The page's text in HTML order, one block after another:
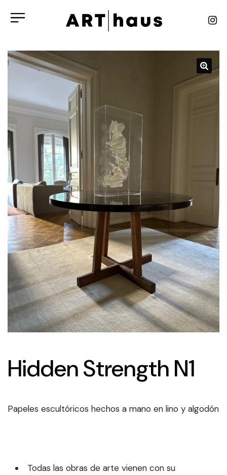
Hidden Strength N1
Papeles escultóricos hechos a mano en lino y algodón
Todas las obras de arte vienen con su